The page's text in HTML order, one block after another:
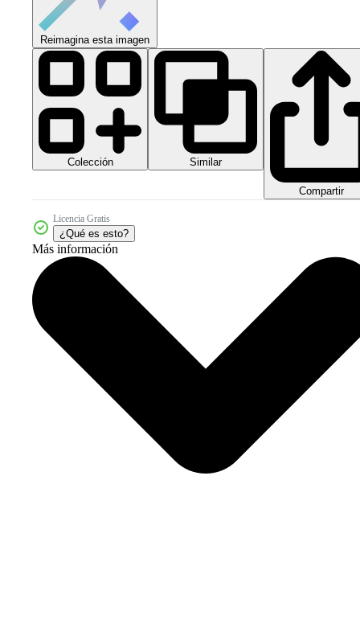
Reimagina esta imagen
Colección Similar
Compartir
Licencia Gratis
¿Qué es esto?
Más información